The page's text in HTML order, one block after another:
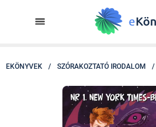
EKÖNYVEK / SZÓRAKOZTATÓ IRODALOM /